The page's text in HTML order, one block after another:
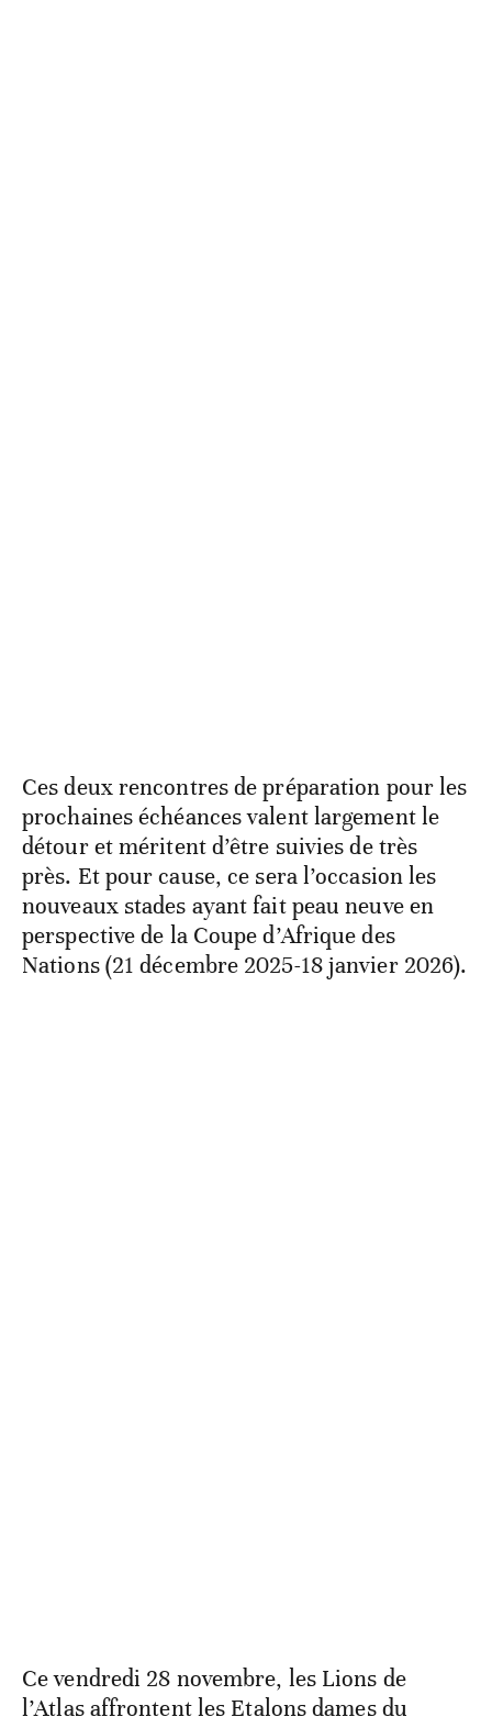
Ces deux rencontres de préparation pour les
prochaines échéances valent largement le
détour et méritent d’être suivies de très
près. Et pour cause, ce sera l’occasion les
nouveaux stades ayant fait peau neuve en
perspective de la Coupe d’Afrique des
Nations (21 décembre 2025-18 janvier 2026).
Ce vendredi 28 novembre, les Lions de
l’Atlas affrontent les Etalons dames du